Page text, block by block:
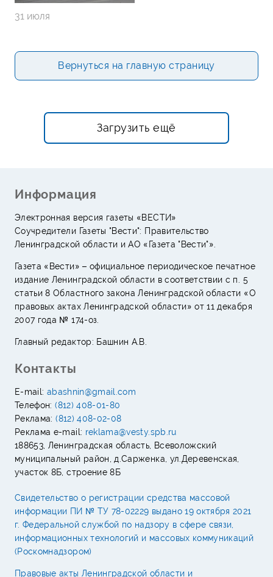
31 июля
Вернуться на главную страницу
Загрузить ещё
Информация
Электронная версия газеты «ВЕСТИ»
Соучредители Газеты "Вести": Правительство
Ленинградской области и АО «Газета "Вести"».
Газета «Вести» – официальное периодическое печатное
издание Ленинградской области в соответствии с п. 5
статьи 8 Областного закона Ленинградской области «О
правовых актах Ленинградской области» от 11 декабря
2007 года № 174-оз.
Главный редактор: Башнин А.В.
Контакты
E-mail: abashnin@gmail.com
Телефон:(812) 408-01-80
Реклама:(812) 408-02-08
Реклама e-mail: reklama@vesty.spb.ru
188653, Ленинградская область, Всеволожский
муниципальный район, д.Сарженка, ул.Деревенская,
участок 8Б, строение 8Б
Свидетельство о регистрации средства массовой
информации ПИ № ТУ 78-02229 выдано 19 октября 2021
г. Федеральной службой по надзору в сфере связи,
информационных технологий и массовых коммуникаций
(Роскомнадзором)
Правовые акты Ленинградской области и